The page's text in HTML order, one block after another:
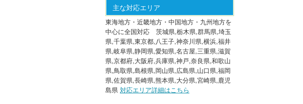
主な対応エリア
東海地方・近畿地方・中国地方・九州地方を
中心に全国対応 茨城県,栃木県,群馬県,埼玉
県,千葉県,東京都,八王子,神奈川県,横浜,福井
県,岐阜県,静岡県,愛知県,名古屋,三重県,滋賀
県,京都府,大阪府,兵庫県,神戸,奈良県,和歌山
県,鳥取県,島根県,岡山県,広島県,山口県,福岡
県,佐賀県,長崎県,熊本県,大分県,宮崎県,鹿児
島県 対応エリア詳細はこちら